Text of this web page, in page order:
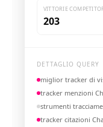
VITTORIE
203
DETTAGLIO QUERY
miglior tracker di
tracker menzioni
strumenti
tracker citazioni